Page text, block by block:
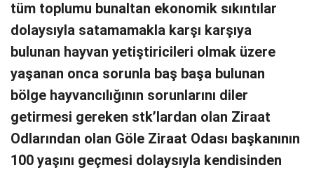
tüm toplumu bunaltan ekonomik sıkıntılar
dolaysıyla satamamakla karşı karşıya
bulunan hayvan yetiştiricileri olmak üzere
yaşanan onca sorunla baş başa bulunan
bölge hayvancılığının sorunlarını diler
getirmesi gereken stk’lardan olan Ziraat
Odlarından olan Göle Ziraat Odası başkanının
100 yaşını geçmesi dolaysıyla kendisinden